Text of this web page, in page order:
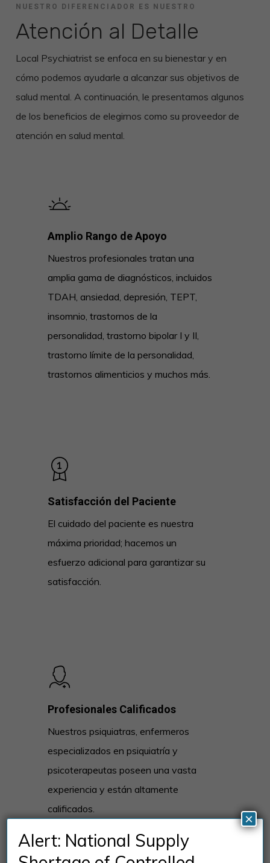
NUESTRO DIFERENCIADOR ES NUESTRO
Atención al Detalle
Local Psychiatrist se enfoca en su bienestar y en
cómo podemos ayudarle a alcanzar sus objetivos de
salud mental. A continuación, le presentamos algunos
de los beneficios de elegirnos como su proveedor de
atención en salud mental.
Amplio Rango de Apoyo
Nuestros profesionales tratan una
amplia gama de diagnósticos, incluidos
TDAH, ansiedad, depresión, TEPT,
insomnio, trastornos de la
personalidad, trastorno bipolar I y II,
trastorno límite de la personalidad,
trastornos alimenticios y muchos más.
Satisfacción del Paciente
El cuidado del paciente es nuestra
máxima prioridad; hacemos un
esfuerzo adicional para garantizar su
satisfacción.
Profesionales Calificados
Nuestros psiquiatras, enfermeros
especializados en psiquiatría y
psicoterapeutas poseen una vasta
experiencia y están altamente
calificados.
Alert: National Supply
×